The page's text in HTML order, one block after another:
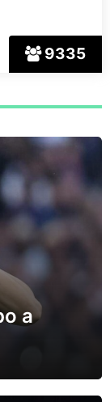
9335
a